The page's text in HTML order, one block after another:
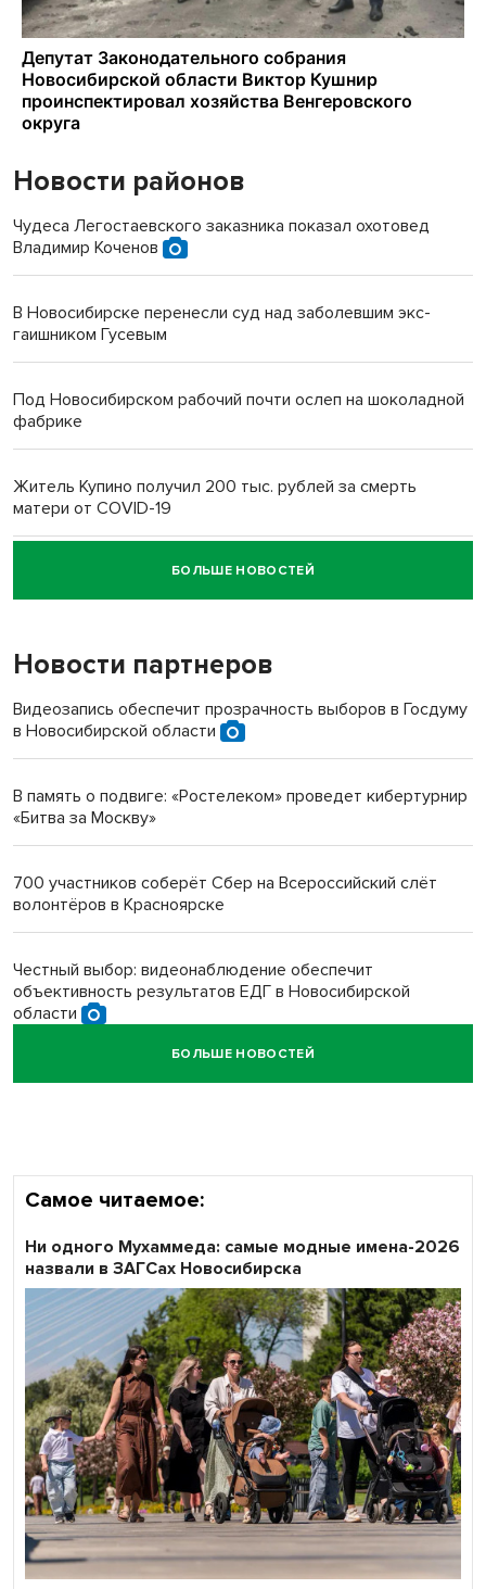
Новости районов
Чудеса Легостаевского заказника показал охотовед
Владимир Коченов
В Новосибирске перенесли суд над заболевшим экс-
гаишником Гусевым
Под Новосибирском рабочий почти ослеп на шоколадной
фабрике
Житель Купино получил 200 тыс. рублей за смерть
матери от COVID-19
Новосибирский суд наказал водителя за смерть
пенсионерки на вокзале
«Мы живём на пастбище!»: в новосибирском селе лошади
терроризируют жителей
Инвалид получил условный срок за избиение врачей
БОЛЬШЕ НОВОСТЕЙ
Новости партнеров
Видеозапись обеспечит прозрачность выборов в Госдуму
в Новосибирской области
В память о подвиге: «Ростелеком» проведет кибертурнир
«Битва за Москву»
700 участников соберёт Сбер на Всероссийский слёт
волонтёров в Красноярске
Честный выбор: видеонаблюдение обеспечит
объективность результатов ЕДГ в Новосибирской
области
Кибертанки пошли в бой: «Ростелеком» объявляет
БОЛЬШЕ НОВОСТЕЙ
Самое читаемое:
Ни одного Мухаммеда: самые модные имена-2026
назвали в ЗАГСах Новосибирска